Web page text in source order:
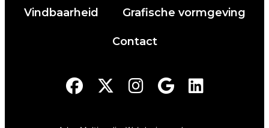
Vindbaarheid Grafische vormgeving
Contact